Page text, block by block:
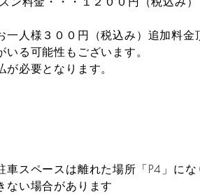
人様３００円（税込み）追加料金
可能性もございます。
必要となります。
スペースは離れた場所「P4」にな
い場合があります